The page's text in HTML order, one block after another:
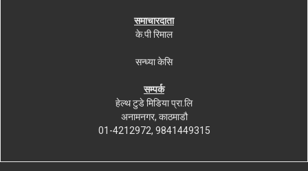
समाचारदाता
के.पी रिमाल
सन्ध्या केसि
सम्पर्क
हेल्थ टुडे मिडिया प्रा.लि
अनामनगर, काठमाडौ
01-4212972, 9841449315